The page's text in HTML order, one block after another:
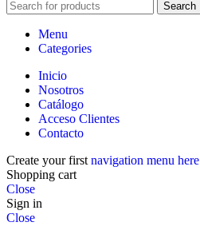
Search
Menu
Categories
Inicio
Nosotros
Catálogo
Acceso Clientes
Contacto
Create your first navigation menu here
Shopping cart
Close
Sign in
Close